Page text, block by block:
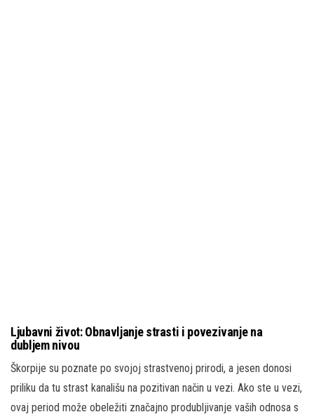
Ljubavni život: Obnavljanje strasti i povezivanje na
dubljem nivou
Škorpije su poznate po svojoj strastvenoj prirodi, a jesen donosi
priliku da tu strast kanališu na pozitivan način u vezi. Ako ste u vezi,
ovaj period može obeležiti značajno produbljivanje vaših odnosa s